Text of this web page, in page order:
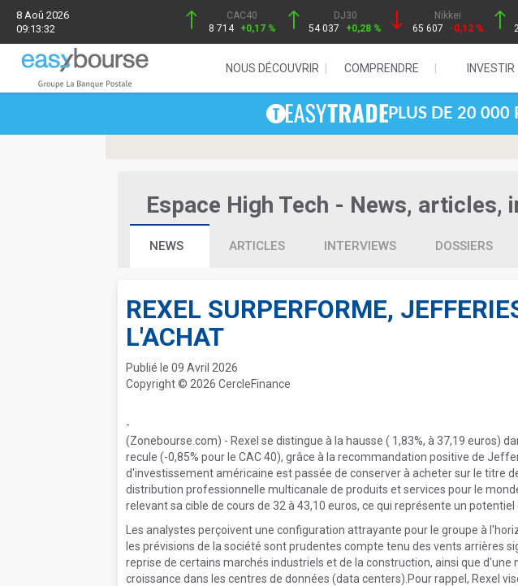
8 Aoû 2026
09:13:32
CAC40
8 714 +0,17 %
DJ30
54 037
+0,28 %
Nikkei
65 607
-0,12 %
NOUS DÉCOUVRIR COMPRENDRE INVESTIR
PLUS DE 20 000
Espace High Tech - News, articles,
NEWS ARTICLES INTERVIEWS DOSSIERS
REXEL SURPERFORME,
L'ACHAT
Publié le 09 Avril 2026
Copyright © 2026 CercleFinance
-
(Zonebourse.com) - Rexel se distingue à la hausse ( 1,83%, à 37,19 euros)
recule (-0,85% pour le CAC 40), grâce à la recommandation positive de
d'investissement américaine est passée de conserver à acheter sur le titre
distribution professionnelle multicanale de produits et services pour le
relevant sa cible de cours de 32 à 43,10 euros, ce qui représente un potentiel
Les analystes perçoivent une configuration attrayante pour le groupe à
les prévisions de la société sont prudentes compte tenu des vents arrières
reprise de certains marchés industriels et de la construction, ainsi que d'une
croissance dans les centres de données (data centers).Pour rappel, Rexel